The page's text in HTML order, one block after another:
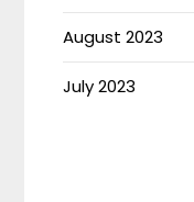
August 2023
July 2023